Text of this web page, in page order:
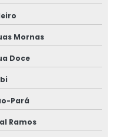
Mornas
Doce
Pará
Ramos